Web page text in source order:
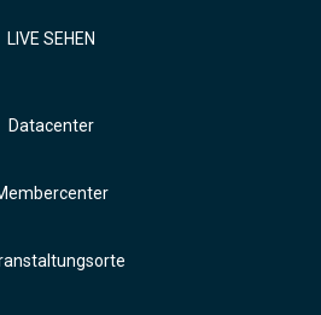
LIVE SEHEN
Datacenter